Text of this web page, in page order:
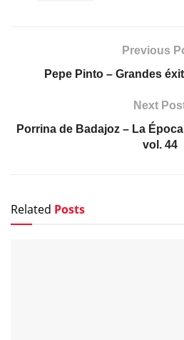
Previous
Pepe Pinto – Grandes
Next
Porrina de Badajoz – La
vol. 44
Related Posts